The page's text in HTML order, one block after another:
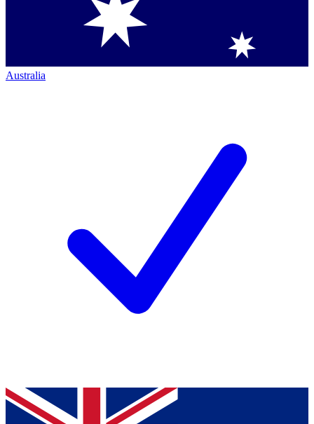
Australia